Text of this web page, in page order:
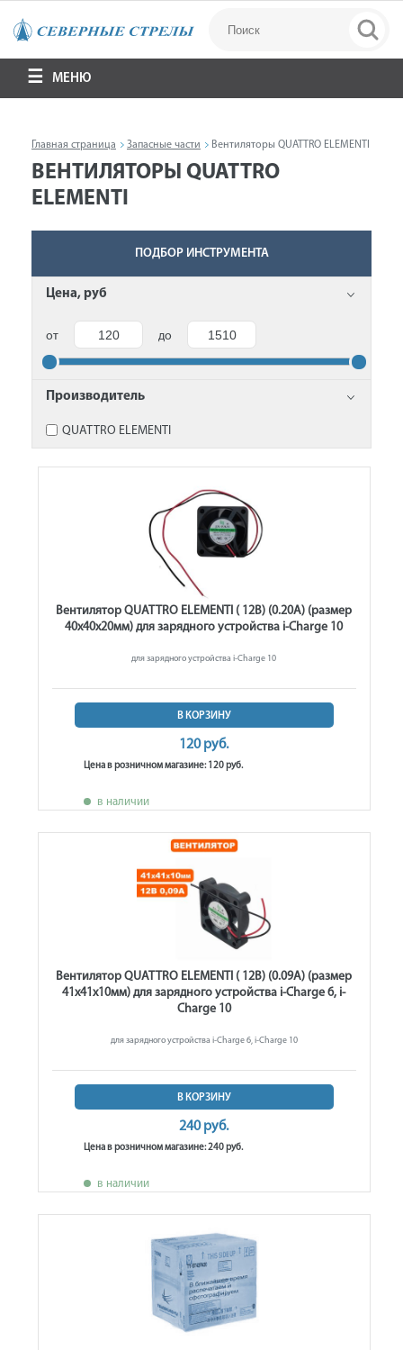
МЕНЮ
Главная страница Запасные части Вентиляторы QUATTRO ELEMENTI
ВЕНТИЛЯТОРЫ QUATTRO
ELEMENTI
ПОДБОР ИНСТРУМЕНТА
Цена, руб
от до
Производитель
QUATTRO ELEMENTI
Вентилятор QUATTRO ELEMENTI ( 12В) (0.20А) (размер
40х40х20мм) для зарядного устройства i-Charge 10
для зарядного устройства i-Charge 10
В КОРЗИНУ
120 руб.
Цена в розничном магазине: 120 руб.
в наличии
Вентилятор QUATTRO ELEMENTI ( 12В) (0.09А) (размер
41х41х10мм) для зарядного устройства i-Charge 6, i-
Charge 10
для зарядного устройства i-Charge 6, i-Charge 10
В КОРЗИНУ
240 руб.
Цена в розничном магазине: 240 руб.
в наличии